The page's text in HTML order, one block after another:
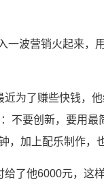
一波营销火起来，
为了赚些快钱，
不要创新，要用最
，加上配乐制作，
了他6000元，这